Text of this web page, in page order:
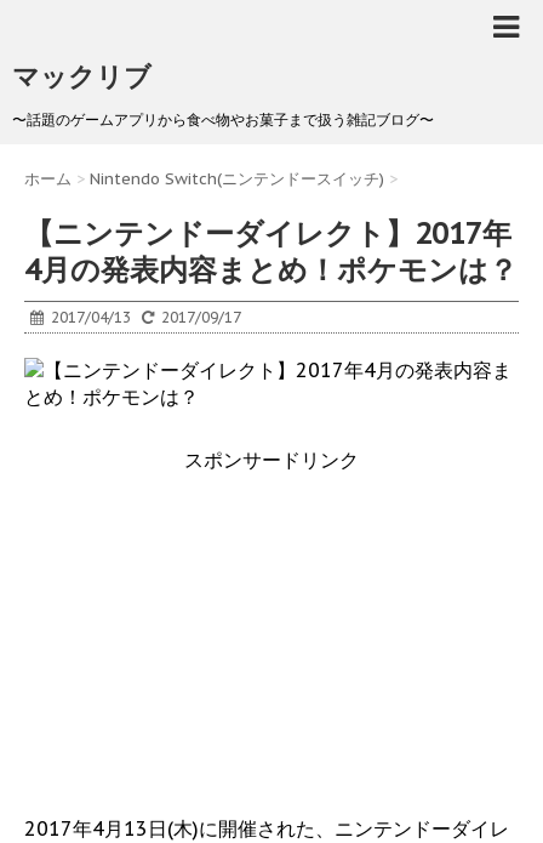
マックリブ
〜話題のゲームアプリから食べ物やお菓子まで扱う雑記ブログ〜
ホーム > Nintendo Switch(ニンテンドースイッチ) >
【ニンテンドーダイレクト】2017年
4月の発表内容まとめ！ポケモンは？
2017/04/13 2017/09/17
スポンサードリンク
2017年4月13日(木)に開催された、ニンテンドーダイレ